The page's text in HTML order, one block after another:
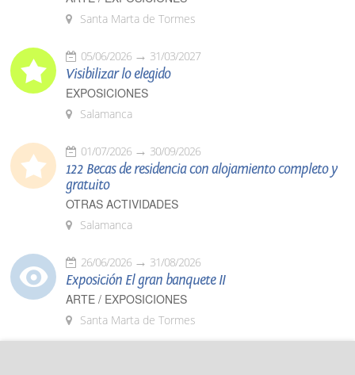
Santa Marta de Tormes
05/06/2026 31/03/2027
Visibilizar lo elegido
EXPOSICIONES
Salamanca
01/07/2026 30/09/2026
122 Becas de residencia con alojamiento completo y
gratuito
OTRAS ACTIVIDADES
Salamanca
26/06/2026 31/08/2026
Exposición El gran banquete II
ARTE / EXPOSICIONES
Santa Marta de Tormes